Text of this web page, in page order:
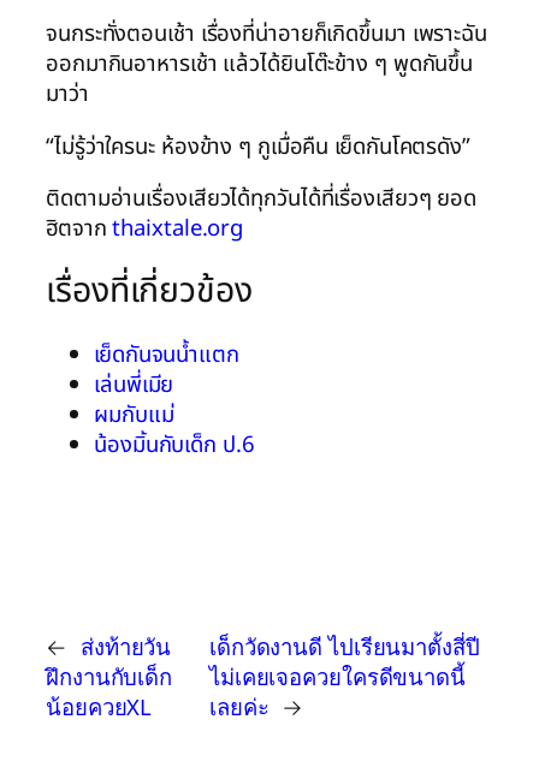
จนกระทั่งตอนเช้า เรื่องที่น่าอายก็เกิดขึ้นมา เพราะฉัน
ออกมากินอาหารเช้า แล้วได้ยินโต๊ะข้าง ๆ พูดกันขึ้น
มาว่า
“ไม่รู้ว่าใครนะ ห้องข้าง ๆ กูเมื่อคืน เย็ดกันโคตรดัง”
ติดตามอ่านเรื่องเสียวได้ทุกวันได้ที่เรื่องเสียวๆ ยอด
ฮิตจากthaixtale.org
เรื่องที่เกี่ยวข้อง
เย็ดกันจนน้ำแตก
เล่นพี่เมีย
ผมกับแม่
น้องมิ้นกับเด็ก ป.6
← ส่งท้ายวัน
ฝึกงานกับเด็ก
น้อยควยXL
เด็กวัดงานดี ไปเรียนมาตั้งสี่ปี
ไม่เคยเจอควยใครดีขนาดนี้
เลยค่ะ →